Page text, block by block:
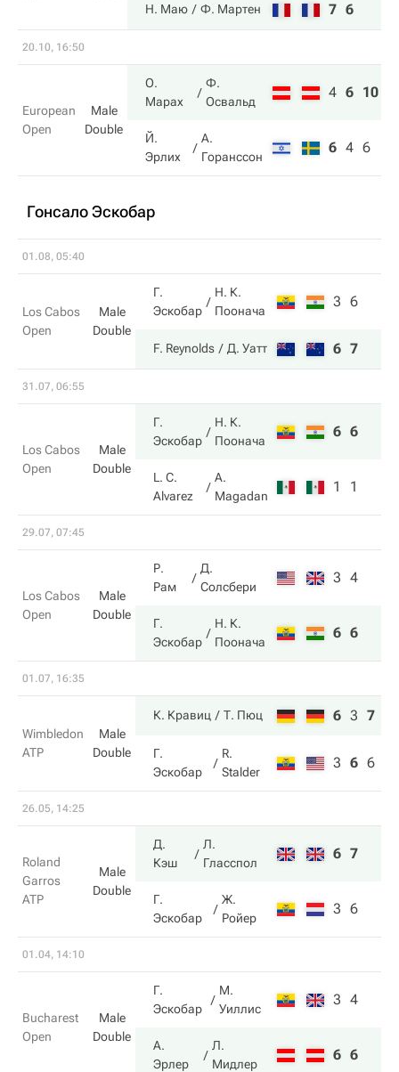
Н. Маю Ф. Мартен 7 6
20.10, 16:50
European
Open
Male
Double
О.
Марах
Ф.
Освальд
4 6 10
Й.
Эрлих
А.
Горанссон
6 4 6
Гонсало Эскобар
01.08, 05:40
Los Cabos
Open
Male
Double
Г.
Эскобар
Н. К.
Поонача
3 6
F. Reynolds Д. Уатт 6 7
31.07, 06:55
Los Cabos
Open
Male
Double
Г.
Эскобар
Н. К.
Поонача
6 6
L. C.
Alvarez
A.
Magadan
1 1
29.07, 07:45
Los Cabos
Open
Male
Double
Р.
Рам
Д.
Солсбери
3 4
Г.
Эскобар
Н. К.
Поонача
6 6
01.07, 16:35
Wimbledon
ATP
Male
Double
К. Кравиц Т. Пюц 6 3 7
Г.
Эскобар
R.
Stalder
3 6 6
26.05, 14:25
Roland
Garros
ATP
Male
Double
Д.
Кэш
Л.
Гласспол
6 7
Г.
Эскобар
Ж.
Ройер
3 6
01.04, 14:10
Bucharest
Open
Male
Double
Г.
Эскобар
М.
Уиллис
3 4
А.
Эрлер
Л.
Мидлер
6 6